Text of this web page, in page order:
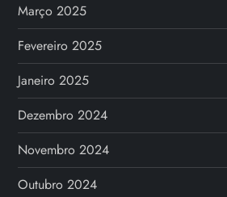
Março 2025
Fevereiro 2025
Janeiro 2025
Dezembro 2024
Novembro 2024
Outubro 2024